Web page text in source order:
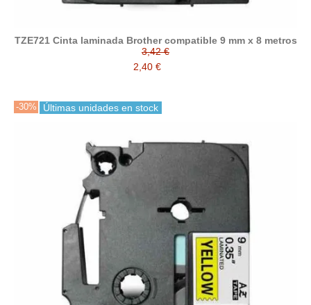
TZE721 Cinta laminada Brother compatible 9 mm x 8 metros
3,42 €
2,40 €
-30% Últimas unidades en stock